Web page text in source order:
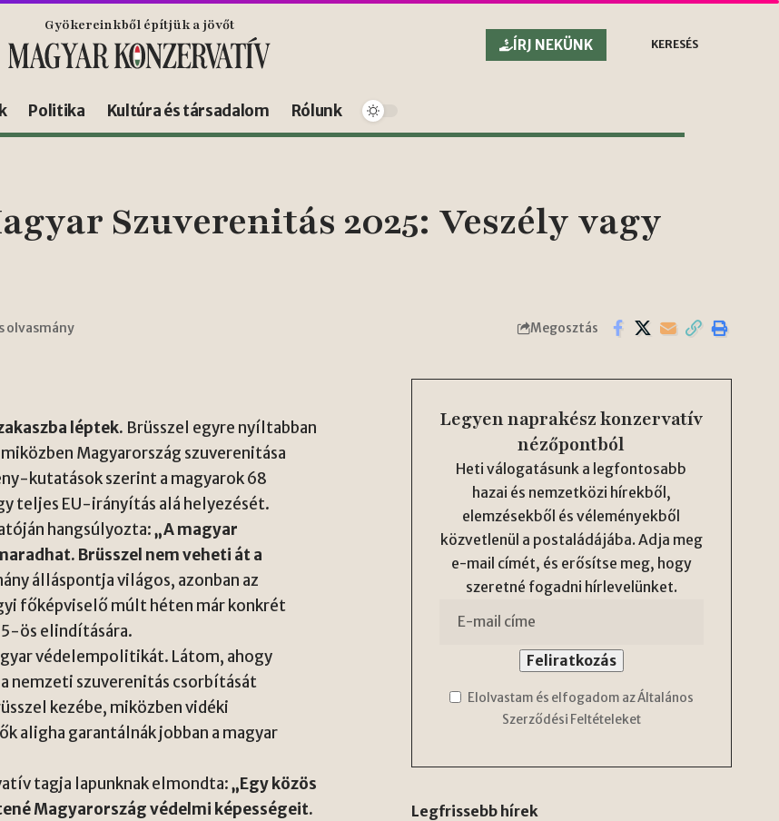
Gyökereinkből építjük a jövőt
ÍRJ NEKÜNK
KERESÉS
Politika Kultúra és társadalom Rólunk
Szuverenitás 2025: Veszély vagy
olvasmány Megosztás
léptek. Brüsszel egyre nyíltabban
Magyarország szuverenitása
kutatások szerint a magyarok 68
teljes EU-irányítás alá helyezését.
hangsúlyozta:„A magyar
Brüsszel nem veheti át a
álláspontja világos, azonban az
főképviselő múlt héten már konkrét
ös elindítására.
védelempolitikát. Látom, ahogy
nemzeti szuverenitás csorbítását
kezébe, miközben vidéki
aligha garantálnák jobban a magyar
tagja lapunknak elmondta:„Egy közös
Magyarország védelmi képességeit.
Legyen naprakész konzervatív
nézőpontból
Heti válogatásunk a legfontosabb
hazai és nemzetközi hírekből,
elemzésekből és véleményekből
közvetlenül a postaládájába. Adja meg
e-mail címét, és erősítse meg, hogy
szeretné fogadni hírlevelünket.
Elolvastam és elfogadom az Általános
Szerződési Feltételeket
Legfrissebb hírek